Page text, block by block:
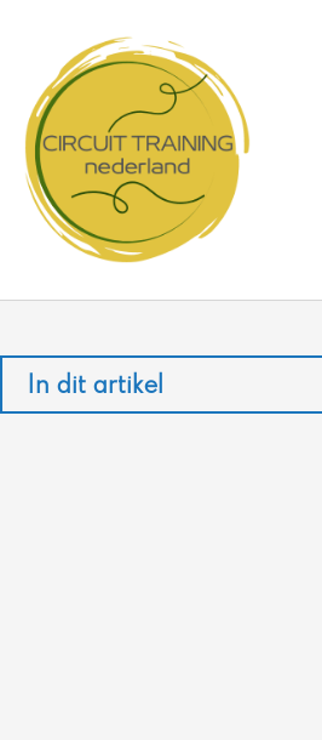
inhoud
In dit artikel